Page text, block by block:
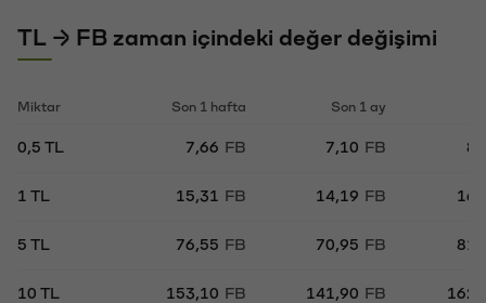
TL → FB zaman içindeki değer değişimi
Miktar Son 1 hafta Son 1 ay
0,5 TL 7,66 FB 7,10 FB
1 TL 15,31 FB 14,19 FB
5 TL 76,55 FB 70,95 FB
10 TL 153,10 FB 141,90 FB